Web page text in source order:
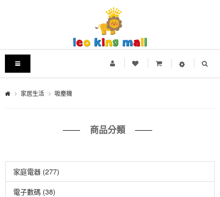
家居生活 吸塵機
商品分類
家庭電器 (277)
電子數碼 (38)